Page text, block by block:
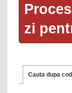
zi
Cauta dupa